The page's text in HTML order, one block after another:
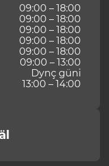
09:00 – 18:00
09:00 – 18:00
09:00 – 18:00
09:00 – 18:00
09:00 – 18:00
09:00 – 13:00
Dynç güni
13:00 – 14:00